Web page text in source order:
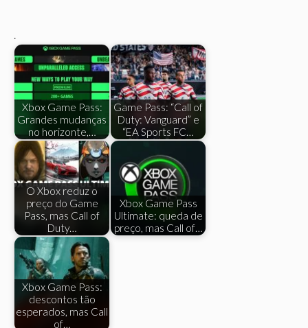
.
Xbox Game Pass:
Grandes mudanças
no horizonte,…
Game Pass: “Call of
Duty: Vanguard” e
“EA Sports FC…
O Xbox reduz o
preço do Game
Pass, mas Call of
Duty…
Xbox Game Pass
Ultimate: queda de
preço, mas Call of…
Xbox Game Pass:
descontos tão
esperados, mas Call
of…